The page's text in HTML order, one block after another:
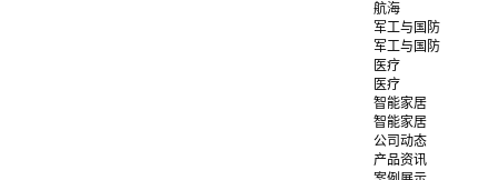
航海
军工与国防
军工与国防
医疗
医疗
智能家居
智能家居
公司动态
产品资讯